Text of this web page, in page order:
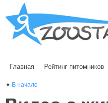
Главная Рейтинг питомников
В начало